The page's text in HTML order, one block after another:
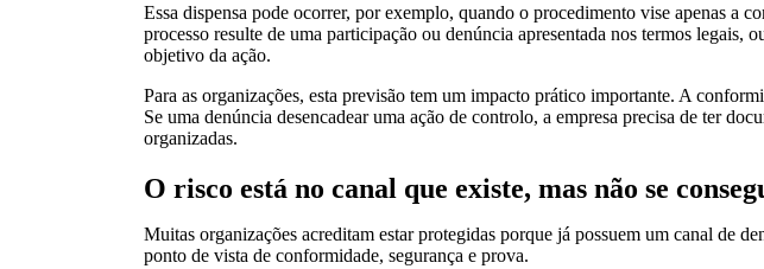
Essa dispensa pode ocorrer, por exemplo, quando o procedimento vise apenas a
processo resulte de uma participação ou denúncia apresentada nos termos legais,
objetivo da ação.
Para as organizações, esta previsão tem um impacto prático importante. A
Se uma denúncia desencadear uma ação de controlo, a empresa precisa de ter
organizadas.
O risco está no canal que existe, mas não se
Muitas organizações acreditam estar protegidas porque já possuem um canal de
ponto de vista de conformidade, segurança e prova.